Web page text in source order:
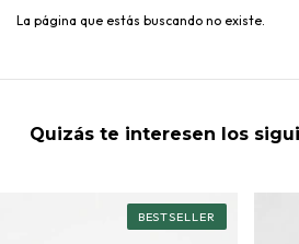
La página que estás buscando no existe.
Quizás te interesen los